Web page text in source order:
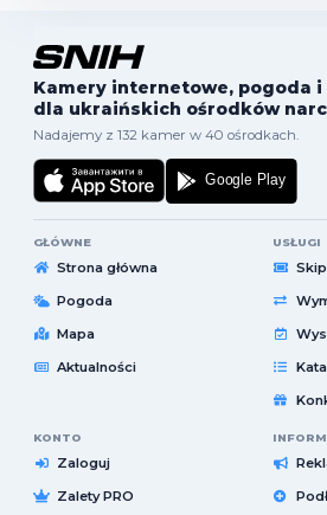
Kamery internetowe, pogoda i
dla ukraińskich ośrodków
Nadajemy z 132 kamer w 40 ośrodkach.
GŁÓWNE
Strona główna
Pogoda
Mapa
Aktualności
USŁUGI
KONTO
Zaloguj
Zalety PRO